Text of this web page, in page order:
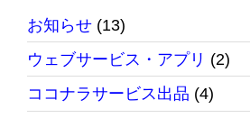
お知らせ (13)
ウェブサービス・アプリ (2)
ココナラサービス出品 (4)